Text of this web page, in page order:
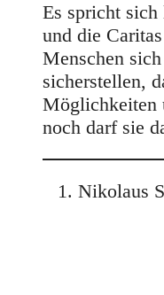
Es spricht
und die
Menschen
sicherstellen,
Möglichkeiten
noch darf sie
Nikolaus